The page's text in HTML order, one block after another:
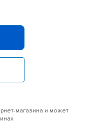
магазина и может